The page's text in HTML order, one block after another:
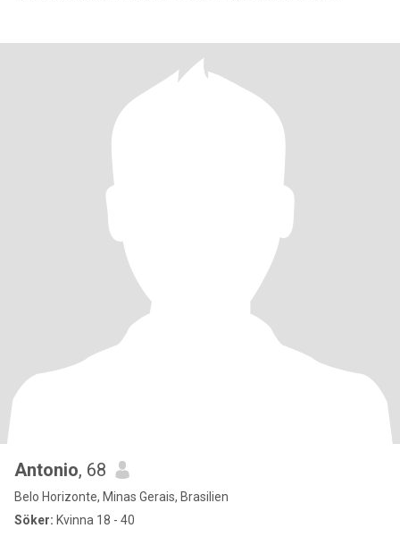
Antonio, 68
Belo Horizonte, Minas Gerais, Brasilien
Söker: Kvinna 18 - 40